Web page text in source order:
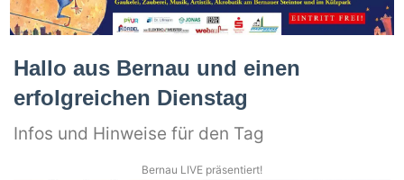
Hallo aus Bernau und einen
erfolgreichen Dienstag
Infos und Hinweise für den Tag
Bernau LIVE präsentiert!